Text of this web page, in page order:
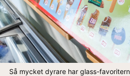
Så mycket dyrare har glass-